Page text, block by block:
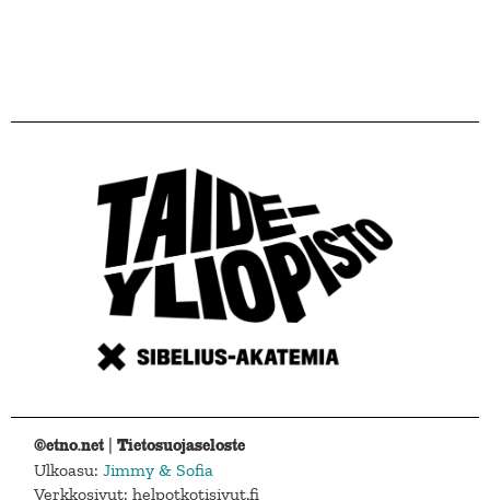
©etno.net |Tietosuojaseloste
Ulkoasu:Jimmy & Sofia
Verkkosivut: helpotkotisivut.fi